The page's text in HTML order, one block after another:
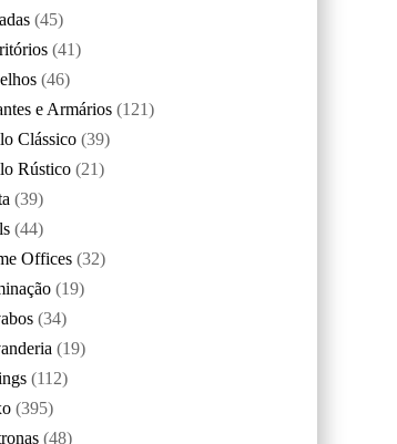
(45)
(41)
(46)
e Armários (121)
Clássico (39)
Rústico (21)
(39)
(44)
Offices (32)
(19)
(34)
(19)
(112)
(395)
(48)